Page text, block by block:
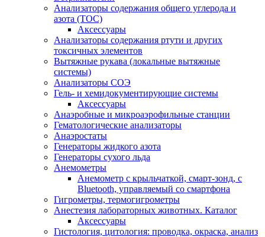
Анализаторы содержания общего углерода и
азота (ТОС)
Аксессуары
Анализаторы содержания ртути и других
токсичных элементов
Вытяжные рукава (локальные вытяжные
системы)
Анализаторы СОЭ
Гель- и хемидокументирующие системы
Аксессуары
Анаэробные и микроаэрофильные станции
Гематологические анализаторы
Анаэростаты
Генераторы жидкого азота
Генераторы сухого льда
Анемометры
Анемометр с крыльчаткой, смарт-зонд, с
Bluetooth, управляемый со смартфона
Гигрометры, термогигрометры
Анестезия лабораторных животных. Каталог
Аксессуары
Гистология, цитология: проводка, окраска, анализ